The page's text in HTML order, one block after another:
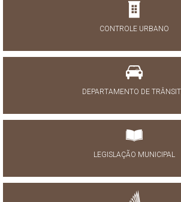
CONTROLE URBANO
DEPARTAMENTO DE
LEGISLAÇÃO MUNICIPAL